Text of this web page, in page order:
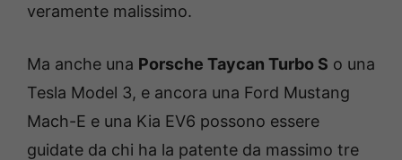
veramente malissimo.
Ma anche una Porsche Taycan Turbo S o una
Tesla Model 3, e ancora una Ford Mustang
Mach-E e una Kia EV6 possono essere
guidate da chi ha la patente da massimo tre